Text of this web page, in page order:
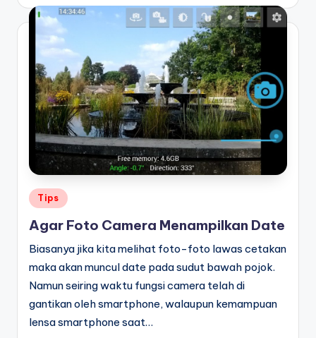
Posted
Tips
Agar Foto Camera Menampilkan Date
Biasanya jika kita melihat foto-foto lawas cetakan
maka akan muncul date pada sudut bawah pojok.
Namun seiring waktu fungsi camera telah di
gantikan oleh smartphone, walaupun kemampuan
lensa smartphone saat…